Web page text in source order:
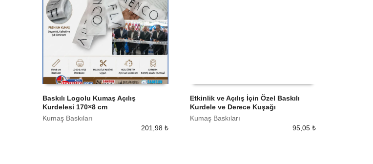
Baskılı Logolu Kumaş Açılış
Kurdelesi 170×8 cm
Kumaş Baskıları
201,98 ₺
Etkinlik ve Açılış İçin Özel Baskılı
Kurdele ve Derece Kuşağı
Kumaş Baskıları
95,05₺